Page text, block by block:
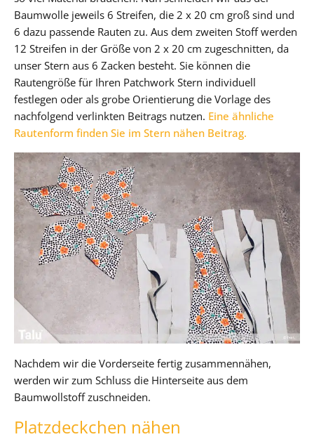
Baumwolle jeweils 6 Streifen, die 2 x 20 cm groß sind und
6 dazu passende Rauten zu. Aus dem zweiten Stoff werden
12 Streifen in der Größe von 2 x 20 cm zugeschnitten, da
unser Stern aus 6 Zacken besteht. Sie können die
Rautengröße für Ihren Patchwork Stern individuell
festlegen oder als grobe Orientierung die Vorlage des
nachfolgend verlinkten Beitrags nutzen. Eine ähnliche
Rautenform finden Sie im Stern nähen Beitrag.
Nachdem wir die Vorderseite fertig zusammennähen,
werden wir zum Schluss die Hinterseite aus dem
Baumwollstoff zuschneiden.
Platzdeckchen nähen